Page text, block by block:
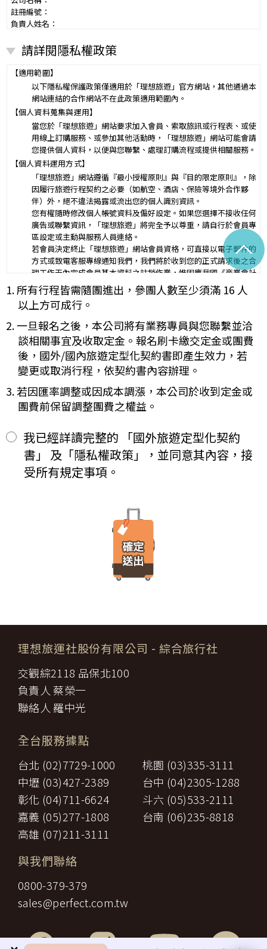
註冊編號：
負責人姓名：
營業所：
甲乙雙方同意就本旅遊事項，依下列約定辦理。
第一條（國外旅遊之意義）
本契約所謂國外旅遊，係指到中華民國疆域以外其他國家或地區旅
遊。
赴中國大陸旅行者，準用本旅遊契約之約定。
第二條（適用之範圍及順序）
甲乙雙方關於本旅遊之權利義務，依本契約條款之約定定之；本契約
中未約定者，適用中華民國有關法令之規定。
第三條（旅遊團名稱、旅遊行程及廣告責任）
本旅遊團名稱為____________________
一、 旅遊地區（國家、城市或觀光地點）：________
二、
行程（啟程出發地點、回程之終止地點、日期、交通工具、住
宿旅館、餐飲、遊覽、安排購物行程及其所附隨之服務說
明）：_________
與本契約有關之附件、廣告、宣傳文件、行程表或說明會之說明內容
均視為本契約內容之一部分。乙方應確保廣告內容之真實，對甲方所
負之義務不得低於廣告之內容。
第一項記載得以所刊登之廣告、宣傳文件、行程表或說明會之說明內
未記載第一項內容或記載之內容與刊登廣告、宣傳文件、行程表或說
明會之說明記載不符者，以最有利於甲方之內容為準。
第四條（集合及出發時地）
甲方應於民國_____年_____月_____日_____時_____分於
__________準時集合出發。甲方未準時到約定地點集合致未能出
發，亦未能中途加入旅遊者，視為甲方任意解除契約，乙方得依第十
三條之約定，行使損害賠償請求權。
第五條（旅遊費用及付款方式）
旅遊費用：______________________
除雙方有特別約定者外，甲方應依下列約定繳付：
一、
簽訂本契約時，甲方應以_______(現金、信用卡、轉帳、支票
二、
其餘款項以_______ (現金、信用卡、轉帳、支票等方式)於出發
前三日或說明會時繳清。
前項之特別約定，除經雙方同意並增訂其他協議事項於本契約第三十
七條，乙方不得以任何名義要求增加旅遊費用。
第六條（旅客怠於給付旅遊費用之效力）
之費用，依第十三條約定辦理；乙方如有其他損害，並得請求賠償。
旅遊需甲方之行為始能完成，而甲方不為其行為者，乙方得定相當期
限，催告甲方為之。甲方逾期不為其行為者，乙方得終止契約，並得
請求賠償因契約終止而生之損害。
旅遊開始後，乙方依前項規定終止契約時，甲方得請求乙方墊付費用
甲方依第五條約定繳納之旅遊費用，除雙方依第三十七條另有約定以
一、
代辦證件之行政規費：乙方代理甲方辦理出國所需之手續費及
二、交通運輸費：旅程所需各種交通運輸之費用。
餐飲費：旅程中所列應由乙方安排之餐飲費用。
四、
住宿費：旅程中所列住宿及旅館之費用，如甲方需要單人房，
經乙方同意安排者，甲方應補繳所需差額。
六、
用。
七、 送費用及團體行李接送人員之小費，行李數量之重量依航空公
司規定辦理。
八、 稅捐：各地機場服務稅捐及團體餐宿稅捐。
九、 服務費：領隊及其他乙方為甲方安排服務人員之報酬。
十、 保險費：責任保險及履約保證保險。
前項第二款交通運輸費及第五款遊覽費用，其費用於契約簽訂後經政
府機關或經營管理業者公布調高或調低逾百分之十者，應由甲方補
第一項第二款至第五款之年長者門票減免、兒童住宿不佔床及各項優
求如實退還差額。
第九條（旅遊費用所未涵蓋項目）
第五條之旅遊費用，除雙方依第三十七條另有約定者外，不包含下列
一、非本旅遊契約所列行程之一切費用。
甲方之個人費用：如自費行程費用、行李超重費、飲料及酒
請詳閱隱私權政策
【適用範圍】
以下隱私權保護政策僅適用於「理想旅遊」官方網站，其他通過本
網站連結的合作網站不在此政策適用範圍內。
【個人資料蒐集與運用】
當您於「理想旅遊」網站要求加入會員、索取旅訊或行程表、或使
用線上訂購服務、或參加其他活動時，「理想旅遊」網站可能會請
您提供個人資料，以便與您聯繫、處理訂購流程或提供相關服務。
【個人資料運用方式】
「理想旅遊」網站遵循『最小授權原則』與『目的限定原則』，除
因履行旅遊行程契約之必要（如航空、酒店、保險等境外合作夥
伴）外，絕不違法揭露或流出您的個人識別資訊。
您有權隨時修改個人帳號資料及偏好設定。如果您選擇不接收任何
廣告或聯繫資訊，「理想旅遊」將完全予以尊重，請自行於會員專
區設定或主動與服務人員連絡。
若會員決定終止「理想旅遊」網站會員資格，可直接以電子郵件的
方式或致電客服專線通知我們，我們將於收到您的正式請求後之合
理工作天內完成會員基本資料之註銷作業，惟因應我國《商業會計
法》及《稅捐稽徵法》之法定保存年限要求，相關交易憑證與帳務
紀錄將於法定保存期限屆滿後自動進行安全銷毀，不在此限。自終
止「理想旅遊」網站會員身份之日起（以本站系統發出之確認電子
郵件為準），您將即刻喪失所有本服務所提供之尊榮優惠及權益。
【Cookies 的運用政策】
為提供個人化的服務，本資訊網會使用 Cookies 技術來儲存並在
某些時候追蹤使用者的資料。本網站使用 Cookies 大多僅基於輔
助作用，例如儲存您偏好的特定種類資料，或儲存相關密碼以方便
您上網至本行網站時不必每次再輸入密碼…等。
※ Cookies 是網站伺服器用來和使用者瀏覽器進行溝通的一種技術，
它可能在使用者的電腦中儲存某些資訊，大部分 Cookies 的有效
定，取消或限制此項功能。
「理想旅遊」網站自動接收並紀錄您瀏覽或查詢時所產生的相關記
錄，這是系統本身所自行記錄的行為，記錄包括您使用連線設備的
IP 位址、使用時間、使用的瀏覽器、瀏覽及點選資料紀錄…等。這
些系統自動記錄的資料無法直接辨識個人身份，僅用於分析網站流
當您經由「理想旅遊」網站交易平台進行線上報名，為瞭解您購買
產品或服務的類別與數量，以及付款人、收受貨款資料，「理想旅
遊」網站將會以線上或離線方式，蒐集您主動提供所購買產品或服
務內容（如品名、數量、金額等）、付款人資料（如姓名、電子郵
件、地址、郵遞區號、電話、生日、性別、職業和個人興趣等）、
收貨人資料（如姓名、電話、地址、郵遞區號等）、付款資料（如
GlobalTrust SSL 網站伺服器數位憑證機制，您的訂單在線上交易
理（即表示您傳送的資料正經過 SSL 保密機制的防護中，就算中
【隱私權保護政策修訂】
「理想旅遊」網站保有修訂本政策之權利。當「理想旅遊」網站在
使用個人資料的規定上作出大修改時，會在網頁上張貼告示，通知
您相關事項。
尊重智慧財產權為全民應盡義務，「理想旅遊」網站所有程式、網
產權，任何人不得逕自使用、修改、重製、公開播送、改作、散
布、發行、公開發表、進行還原工程、解編或反向組譯。若需引用
或轉載，請事先依法取得「理想旅遊」或相關權利人之書面同意。
【我們對保護您隱私權的承諾】
為確保您的個人資料安全，我們傳遞所有隱私權與安全準則予「理
想旅遊」公司員工，並在公司內落實隱私權防護措施。
【隱私權問題】
本服務條款之解釋與適用，以及相關爭議，均應依照中華民國法律
予以處理，並以台灣台北地方法院為第一審管轄法院。若您對在
繫。
1. 所有行程皆需隨團進出，參團人數至少須滿 16 人
以上方可成行。
2. 一旦報名之後，本公司將有業務專員與您聯繫並洽
談相關事宜及收取定金。報名刷卡繳交定金或團費
後，國外/國內旅遊定型化契約書即產生效力，若
變更或取消行程，依契約書內容辦理。
3. 若因匯率調整或因成本調漲，本公司於收到定金或
團費前保留調整團費之權益。
我已經詳讀完整的 「國外旅遊定型化契約
書」 及「隱私權政策」，並同意其內容，接
受所有規定事項。
理想旅運社股份有限公司 - 綜合旅行社
交觀綜2118 品保北100
負責人 蔡榮一
聯絡人 羅中光
全台服務據點
台北 (02)7729-1000
桃園 (03)335-3111
中壢 (03)427-2389
台中 (04)2305-1288
彰化 (04)711-6624
斗六 (05)533-2111
嘉義 (05)277-1808
台南 (06)235-8818
高雄 (07)211-3111
與我們聯絡
0800-379-379
sales@perfect.com.tw
^